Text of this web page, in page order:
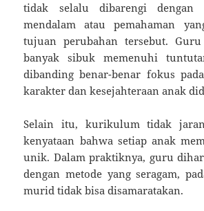
tidak selalu dibarengi dengan
mendalam atau pemahaman
tujuan perubahan tersebut.
banyak sibuk memenuhi
dibanding benar-benar fokus
karakter dan kesejahteraan anak
Selain itu, kurikulum tidak
kenyataan bahwa setiap anak
unik. Dalam praktiknya, guru
dengan metode yang seragam,
murid tidak bisa disamaratakan.